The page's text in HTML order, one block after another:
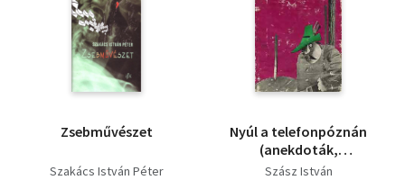
Zsebművészet
Szakács István Péter
Nyúl a telefonpóznán
(anekdoták,
történetek)
Szász István